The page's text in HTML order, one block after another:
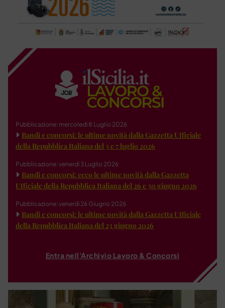
Pubblicazione: mercoledì 8 Luglio 2026
Bandi e concorsi: le ultime novità dalla Gazzetta Ufficiale
della Repubblica Italiana del 3 e 7 luglio 2026
Pubblicazione: venerdì 3 Luglio 2026
Bandi e concorsi: ecco le ultime novità dalla Gazzetta
Ufficiale della Repubblica Italiana del 26 e 30 giugno 2026
Pubblicazione: venerdì 26 Giugno 2026
Bandi e concorsi: le ultime novità dalla Gazzetta Ufficiale
della Repubblica Italiana del 23 giugno 2026
Entra nell'Archivio Lavoro & Concorsi